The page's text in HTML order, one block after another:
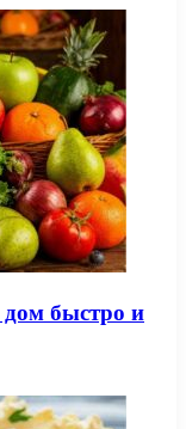
быстро и